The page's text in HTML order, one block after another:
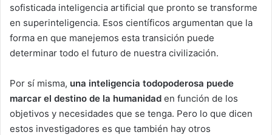
sofisticada inteligencia artificial que pronto se transforme
en superinteligencia. Esos científicos argumentan que la
forma en que manejemos esta transición puede
determinar todo el futuro de nuestra civilización.
Por sí misma, una inteligencia todopoderosa puede
marcar el destino de la humanidad en función de los
objetivos y necesidades que se tenga. Pero lo que dicen
estos investigadores es que también hay otros